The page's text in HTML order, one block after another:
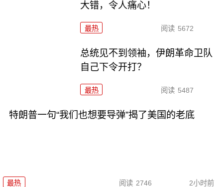
大错，令人痛心！
最热 阅读 5672
总统见不到领袖，伊朗革命卫队
自己下令开打？
最热 阅读 5487
特朗普一句“我们也想要导弹”揭了美国的老底
最热 阅读 2746 2小时前